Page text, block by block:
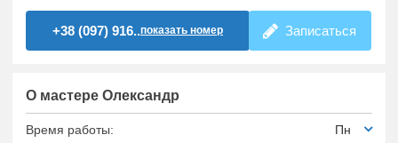
+38 (097) 916..показать номер Записаться
О мастере Олександр
Время работы: Пн